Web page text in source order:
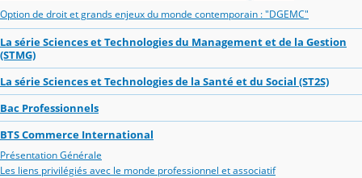
Option de droit et grands enjeux du monde contemporain : "DGEMC"
La série Sciences et Technologies du Management et de la Gestion
(STMG)
La série Sciences et Technologies de la Santé et du Social (ST2S)
Bac Professionnels
BTS Commerce International
Présentation Générale
Les liens privilégiés avec le monde professionnel et associatif